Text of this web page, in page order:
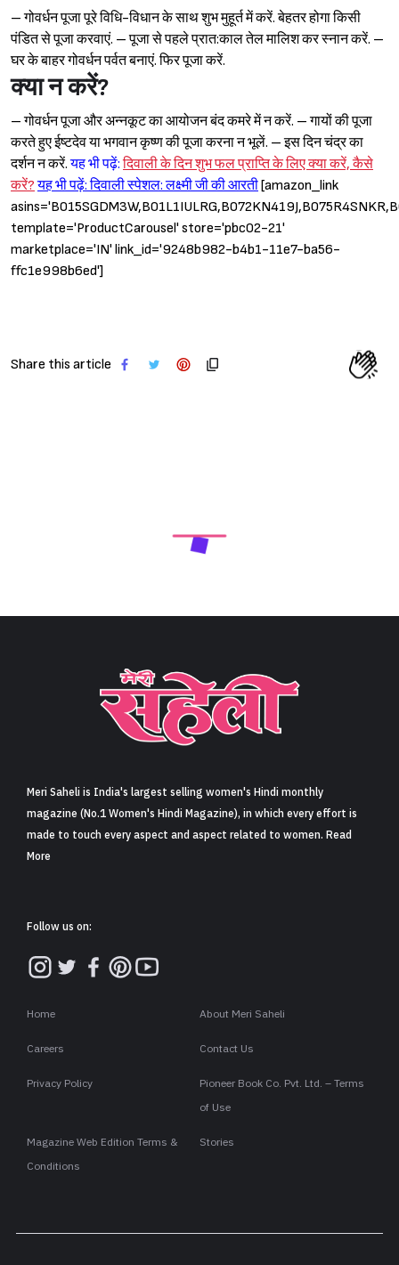
– गोवर्धन पूजा पूरे विधि-विधान के साथ शुभ मुहूर्त में करें. बेहतर होगा किसी
पंडित से पूजा करवाएं. – पूजा से पहले प्रात:काल तेल मालिश कर स्नान करें. –
घर के बाहर गोवर्धन पर्वत बनाएं. फिर पूजा करें.
क्या न करें?
– गोवर्धन पूजा और अन्नकूट का आयोजन बंद कमरे में न करें. – गायों की पूजा
करते हुए ईष्टदेव या भगवान कृष्ण की पूजा करना न भूलें. – इस दिन चंद्र का
दर्शन न करें.यह भी पढ़ें:दिवाली के दिन शुभ फल प्राप्ति के लिए क्या करें, कैसे
करें? यह भी पढ़ें: दिवाली स्पेशल: लक्ष्मी जी की आरती[amazon_link
template='ProductCarousel' store='pbc02-21'
marketplace='IN' link_id='9248b982-b4b1-11e7-ba56-
ffc1e998b6ed']
Share this article
Meri Saheli is India's largest selling women's Hindi monthly
magazine (No.1 Women's Hindi Magazine), in which every effort is
made to touch every aspect and aspect related to women. Read
More
Follow us on:
Home About Meri Saheli
Careers Contact Us
Privacy Policy
Pioneer Book Co. Pvt. Ltd. – Terms
of Use
Magazine Web Edition Terms &
Conditions
Stories